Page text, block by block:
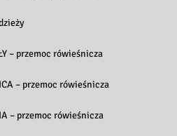
– przemoc rówieśnicza
– przemoc rówieśnicza
– przemoc rówieśnicza